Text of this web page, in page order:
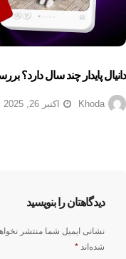
دانیال پایدار چند سال دارد؟
Khoda اکتبر 26, 2025
دیدگاهتان را بنویسید
نشانی ایمیل شما منتشر
شده‌اند *